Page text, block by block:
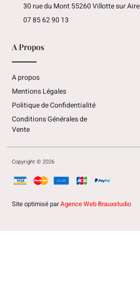
30 rue du Mont 55260 Villotte sur Aire
07 85 62 90 13
A Propos
A propos
Mentions Légales
Politique de Confidentialité
Conditions Générales de
Vente
Copyright © 2026
Site optimisé parAgence Web Brauxstudio